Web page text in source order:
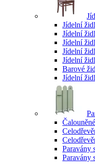
Jídelní
Jídelní
Jídelní
Jídelní
Jídelní
Barové
Jídelní
Paravány
Paravány